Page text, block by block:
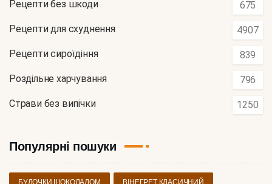
Рецепти без шкоди 675
Рецепти для схуднення 4907
Рецепти сироїдіння 839
Роздільне харчування 796
Страви без випічки 1250
Популярні пошуки